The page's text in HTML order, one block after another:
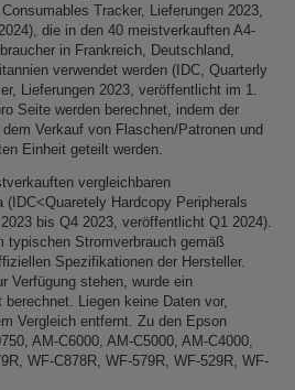
Tracker, Lieferungen 2023,
die in den 40 meistverkauften A4-
in Frankreich, Deutschland,
verwendet werden (IDC, Quarterly
Lieferungen 2023, veröffentlicht im 1.
Seite werden berechnet, indem der
Verkauf von Flaschen/Patronen und
Einheit geteilt werden.
vergleichbaren
(IDC<Quaretely Hardcopy Peripherals
bis Q4 2023, veröffentlicht Q1 2024).
typischen Stromverbrauch gemäß
Spezifikationen der Hersteller.
Verfügung stehen, wurde ein
Liegen keine Daten vor,
Vergleich entfernt. Zu den Epson
AM-C6000, AM-C5000, AM-C4000,
WF-C878R, WF-579R, WF-529R, WF-